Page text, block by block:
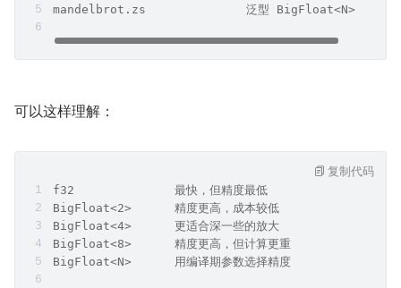
mandelbrot.zs              泛型 BigFloat<N> 版本
可以这样理解：
f32              最快，但精度最低
BigFloat<2>      精度更高，成本较低
BigFloat<4>      更适合深一些的放大
BigFloat<8>      精度更高，但计算更重
BigFloat<N>      用编译期参数选择精度
复制代码